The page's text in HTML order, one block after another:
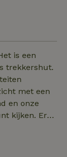
is een
trekkershut.
en onze
kijken. Er
waar je